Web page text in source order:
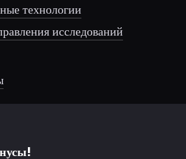
технологии
исследований